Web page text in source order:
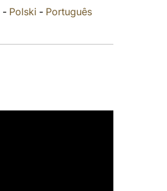
- Polski - Português